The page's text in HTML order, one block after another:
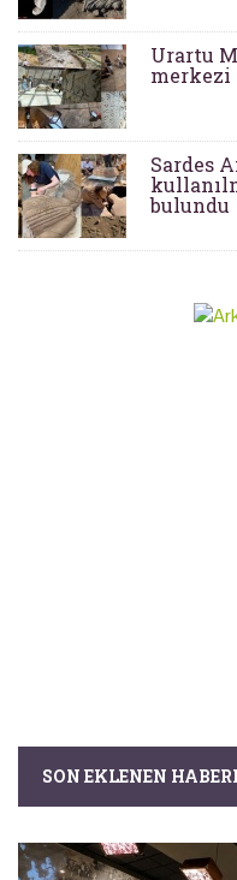
Urartu
merkezi
Sardes
bulundu
SON EKLENEN